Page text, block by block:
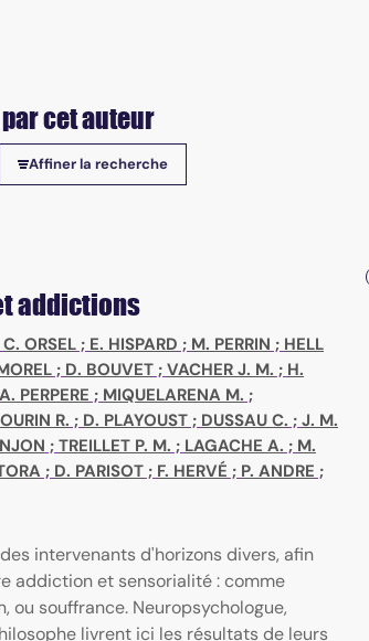
cet auteur
Affiner la recherche
addictions
C. ORSEL ; E. HISPARD ; M. PERRIN ; HELL
; D. BOUVET ; VACHER J. M. ; H.
A. PERPERE ; MIQUELARENA M. ;
R. ; D. PLAYOUST ; DUSSAU C. ; J. M.
; TREILLET P. M. ; LAGACHE A. ; M.
; D. PARISOT ; F. HERVÉ ; P. ANDRE ;
intervenants d'horizons divers, afin
addiction et sensorialité : comme
ou souffrance. Neuropsychologue,
livrent ici les résultats de leurs